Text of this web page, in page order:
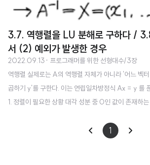
3.7. 역행렬을 LU 분해로 구하다 /
서 (2) 예외가 발생한 경우
2022.09.13 · 프로그래머를 위한 선형대수/3장
역행렬 실제로는 A의 역행렬 자체가 아니라 '어느 벡
곱하기 y'를 구한다. 이는 연립일차방정식 Ax = y 를
1. 정렬이 필요한 상황 대각 성분 중 0인 값이 존재하
아닌 것과 교체한다. 구현 행의 값을 실제로 교체하는
1